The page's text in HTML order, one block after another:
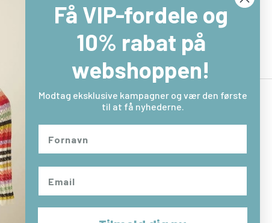
Returlabel
Få VIP-fordele og
10% rabat på
webshoppen!
Modtag eksklusive kampagner og vær den første
til at få nyhederne.